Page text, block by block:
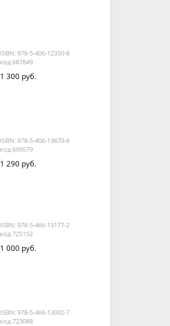
ISBN: 978-5-406-12350-8
код 687849
1 300 руб.
ISBN: 978-5-406-13670-6
код 699579
1 290 руб.
ISBN: 978-5-466-13177-2
код 725152
1 000 руб.
ISBN: 978-5-466-13002-7
код 723088